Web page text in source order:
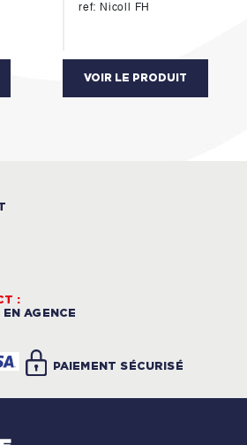
ref: Nicoll FH
VOIR LE PRODUIT
:
AGENCE
PAIEMENT SÉCURISÉ